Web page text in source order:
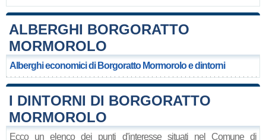
ALBERGHI BORGORATTO
MORMOROLO
Alberghi economici di Borgoratto Mormorolo e dintorni
I DINTORNI DI BORGORATTO
MORMOROLO
Ecco un elenco dei punti d'interesse situati nel Comune di